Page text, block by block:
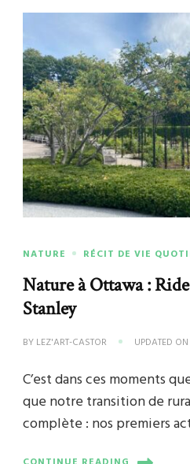
NATURE RÉCIT DE VIE
Nature à Ottawa :
Stanley
BY LEZ'ART-CASTOR UPDATED ON
C’est dans ces moments
que notre transition de
complète : nos premiers